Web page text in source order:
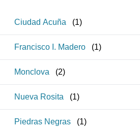
Ciudad Acuña (1)
Francisco I. Madero (1)
Monclova (2)
Nueva Rosita (1)
Piedras Negras (1)